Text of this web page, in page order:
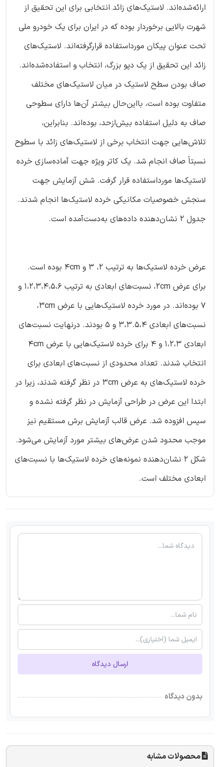
ارائه‌شده‌اند. لاستیک‌های زائد انتخابی برای این تحقیق از
شهرت بالایی برخوردار بوده که در ایران برای یک خودرو ملی
تحت عنوان پیکان مورداستفاده قرارگرفته‌اند. لاستیک‌های
زائد این تحقیق از یک دپو بزرگ، انتخاب و استفاده‌شده‌اند.
صاف بودن سطح لاستیک در میان لاستیک‌های مختلف
متفاوت بوده است، بااین‌حال بیشتر آن‌ها دارای سطوحی
صاف به دلیل استفاده بیش‌ازحد، بوده‌اند. بنابراین،
تلاش‌هایی جهت انتخاب برخی از لاستیک‌های زائد با سطوح
نسبتاً صاف انجام شد. یک کاتر ویژه جهت آماده‌سازی خرده
لاستیک‌ها مورداستفاده قرار گرفت. شش آزمایش جهت
سنجش خصوصیات مکانیکی خرده لاستیک‌ها انجام شدند.
جدول 2 نشان‌دهنده داده‌های به‌دست‌آمده است.
عرض خرده لاستیک‌ها به ترتیب 2، 3 و 4cm بوده است.
برای عرض 2cm، نسبت‌های ابعادی به ترتیب 1،2،3،4،5،6 و
7 بوده‌اند. در مورد خرده لاستیک‌هایی با عرض 3cm،
نسبت‌های ابعادی 3،3.5،4 و 5 بودند. درنهایت نسبت‌های
ابعادی 1،2،3 و 4 برای خرده لاستیک‌هایی با عرض 4cm
انتخاب شدند. تعداد محدودی از نسبت‌های ابعادی برای
خرده لاستیک‌های به عرض 3cm در نظر گرفته شدند، زیرا در
ابتدا این عرض در طراحی آزمایش در نظر گرفته نشده و
سپس افزوده شد. عرض قالب آزمایش برش مستقیم نیز
موجب محدود شدن عرض‌های بیشتر مورد آزمایش می‌شود.
شکل 2 نشان‌دهنده نمونه‌های خرده لاستیک‌ها با نسبت‌های
ابعادی مختلف است.
ارسال دیدگاه
بدون دیدگاه
محصولات مشابه